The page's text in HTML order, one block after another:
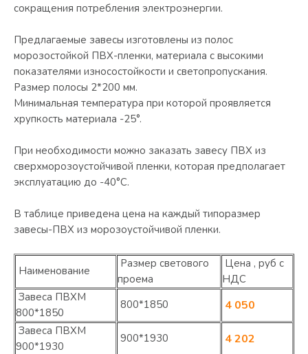
сокращения потребления электроэнергии.
Предлагаемые завесы изготовлены из полос
морозостойкой ПВХ-пленки, материала с высокими
показателями износостойкости и светопропускания.
Размер полосы 2*200 мм.
Минимальная температура при которой проявляется
хрупкость материала -25°.
При необходимости можно заказать завесу ПВХ из
сверхморозоустойчивой пленки, которая предполагает
эксплуатацию до -40°С.
В таблице приведена цена на каждый типоразмер
завесы-ПВХ из морозоустойчивой пленки.
Наименование
Размер светового
проема
Цена , руб с
НДС
Завеса ПВХМ
800*1850
800*1850 4 050
Завеса ПВХМ
900*1930
900*1930 4 202